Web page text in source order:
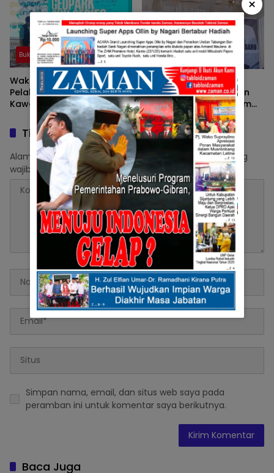
Bukittingi
Wako Ramlan Pukul Gong
Pelaksanaan MGR Promosi
Kawasan Geopark
Bukittingi
Wako Ramlan Pemko
Dukung Pengembangan
Dan Peningkatan Saham
BPRS Jam Gadang
Tinggalkan Balasan
Alamat email Anda tidak akan dipublikasikan. Ruas yang
wajib ditandai
Simpan nama, email, dan situs web saya pada
peramban ini untuk komentar saya berikutnya.
Baca Juga
×